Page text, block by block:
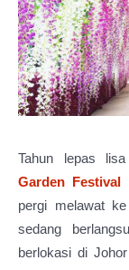
Tahun lepas
Garden Festival
pergi melawat
sedang
berlokasi di